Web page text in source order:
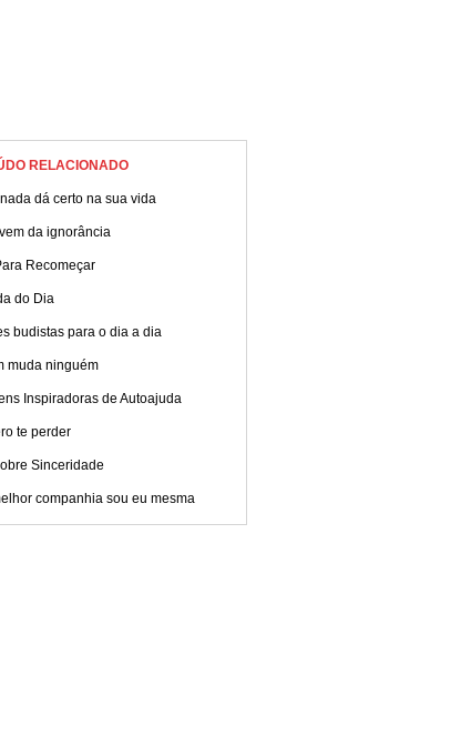
RELACIONADO
dá certo na sua vida
da ignorância
Recomeçar
do Dia
budistas para o dia a dia
muda ninguém
Inspiradoras de Autoajuda
te perder
Sinceridade
companhia sou eu mesma